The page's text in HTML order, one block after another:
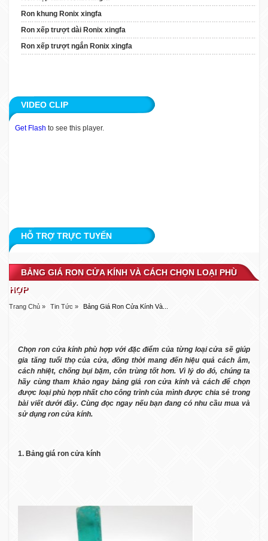
Ron khung Ronix xingfa
Ron xếp trượt dài Ronix xingfa
Ron xếp trượt ngắn Ronix xingfa
VIDEO CLIP
Get Flash to see this player.
HỖ TRỢ TRỰC TUYẾN
BẢNG GIÁ RON CỬA KÍNH VÀ CÁCH CHỌN LOẠI PHÙ
HỢP
Trang Chủ » Tin Tức » Bảng Giá Ron Cửa Kính Và...
Chọn ron cửa kính phù hợp với đặc điểm của từng loại cửa sẽ giúp
gia tăng tuổi thọ của cửa, đồng thời mang đến hiệu quả cách âm,
cách nhiệt, chống bụi bặm, côn trùng tốt hơn. Vì lý do đó, chúng ta
hãy cùng tham khảo ngay bảng giá ron cửa kính và cách để chọn
được loại phù hợp nhất cho công trình của mình được chia sẻ trong
bài viết dưới đây. Cùng đọc ngay nếu bạn đang có nhu cầu mua và
sử dụng ron cửa kính.
1. Bảng giá ron cửa kính
Xingfa
Ron Xếp Trượt Ngắn
Ronix Xingfa
ỨNG DỤNG
KHÁCH HÀNG